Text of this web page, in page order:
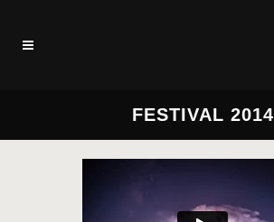
FESTIVAL 2014